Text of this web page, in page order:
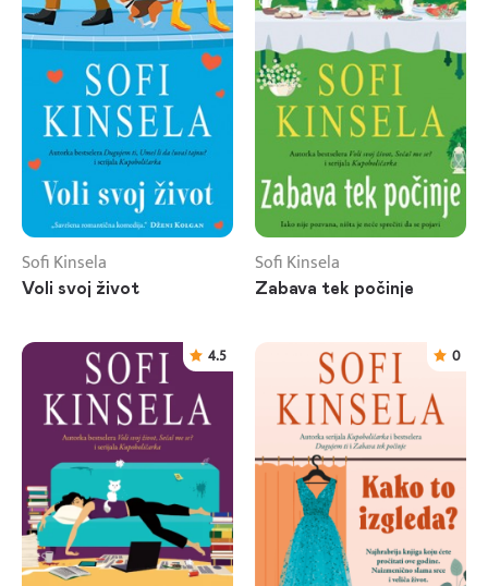
Sofi Kinsela
Voli svoj život
Sofi Kinsela
Zabava tek počinje
4.5 0